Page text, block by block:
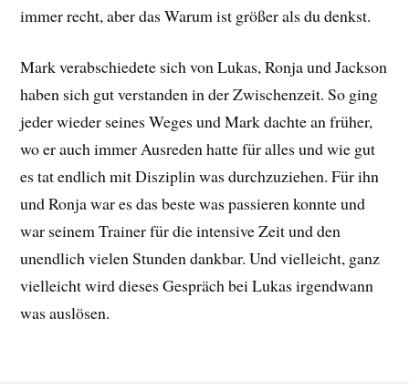
immer recht, aber das Warum ist größer als du denkst.
Mark verabschiedete sich von Lukas, Ronja und Jackson
haben sich gut verstanden in der Zwischenzeit. So ging
jeder wieder seines Weges und Mark dachte an früher,
wo er auch immer Ausreden hatte für alles und wie gut
es tat endlich mit Disziplin was durchzuziehen. Für ihn
und Ronja war es das beste was passieren konnte und
war seinem Trainer für die intensive Zeit und den
unendlich vielen Stunden dankbar. Und vielleicht, ganz
vielleicht wird dieses Gespräch bei Lukas irgendwann
was auslösen.